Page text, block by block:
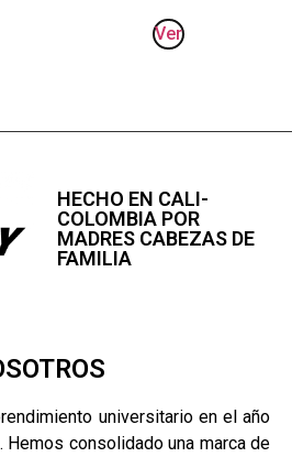
Ver
HECHO EN CALI-
COLOMBIA POR
MADRES CABEZAS DE
FAMILIA
universitario en el año
Hemos consolidado una marca de